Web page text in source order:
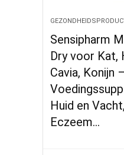
Sensipharm
Dry voor Kat,
Cavia, Konijn –
Huid en
Eczeem…